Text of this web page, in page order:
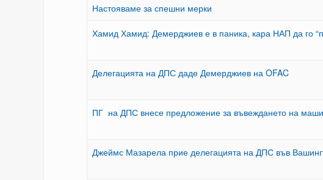
Настояваме за спешни мерки
Хамид Хамид: Демерджиев е в паника, кара НАП да го
Делегацията на ДПС даде Демерджиев на OFAC
ПГ на ДПС внесе предложение за въвеждането на
Джеймс Мазарела прие делегацията на ДПС във